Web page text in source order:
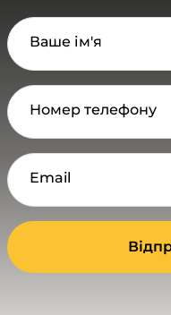
Ваше ім'я
Номер телефону
Email